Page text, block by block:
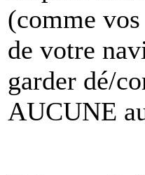
(comme
de votre
garder dé/
AUCUNE